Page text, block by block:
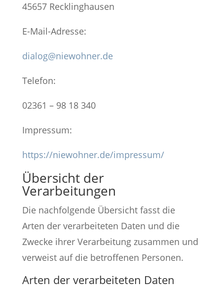
45657 Recklinghausen
E-Mail-Adresse:
dialog@niewohner.de
Telefon:
02361 – 98 18 340
Impressum:
https://niewohner.de/impressum/
Übersicht der
Verarbeitungen
Die nachfolgende Übersicht fasst die
Arten der verarbeiteten Daten und die
Zwecke ihrer Verarbeitung zusammen und
verweist auf die betroffenen Personen.
Arten der verarbeiteten Daten